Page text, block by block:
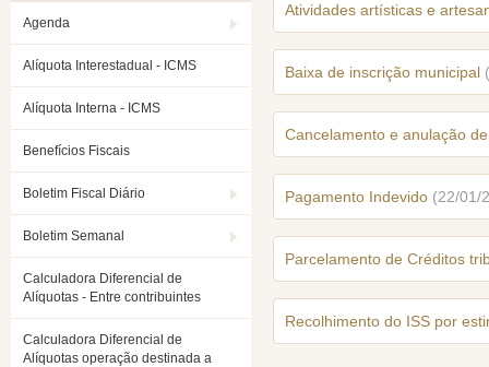
Agenda
Alíquota Interestadual - ICMS
Alíquota Interna - ICMS
Benefícios Fiscais
Boletim Fiscal Diário
Boletim Semanal
Calculadora Diferencial de
Alíquotas - Entre contribuintes
Calculadora Diferencial de
Alíquotas operação destinada a
Atividades artísticas e
Baixa de inscrição municipal
Cancelamento e anulação
Pagamento Indevido (22/01/
Parcelamento de Créditos
Recolhimento do ISS por